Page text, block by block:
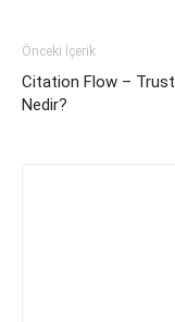
Önceki İçerik
Citation Flow –
Nedir?